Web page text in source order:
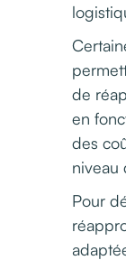
de
en
des
niveau
Pour